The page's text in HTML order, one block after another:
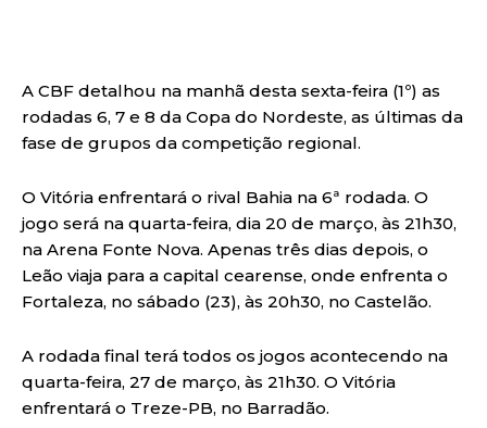
A CBF detalhou na manhã desta sexta-feira (1º) as
rodadas 6, 7 e 8 da Copa do Nordeste, as últimas da
fase de grupos da competição regional.
O Vitória enfrentará o rival Bahia na 6ª rodada. O
jogo será na quarta-feira, dia 20 de março, às 21h30,
na Arena Fonte Nova. Apenas três dias depois, o
Leão viaja para a capital cearense, onde enfrenta o
Fortaleza, no sábado (23), às 20h30, no Castelão.
A rodada final terá todos os jogos acontecendo na
quarta-feira, 27 de março, às 21h30. O Vitória
enfrentará o Treze-PB, no Barradão.